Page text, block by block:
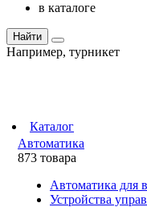
в каталоге
Найти
Например, турникет
Каталог
Автоматика
873 товара
Автоматика для
Устройства